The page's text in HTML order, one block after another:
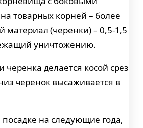
товарных корней – более
материал (черенки) – 0,5-1,5
уничтожению.
делается косой срез
черенок высаживается в
на следующие года,